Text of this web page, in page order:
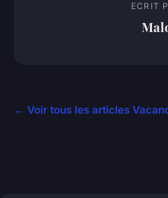
ECRIT
← Voir tous les articles